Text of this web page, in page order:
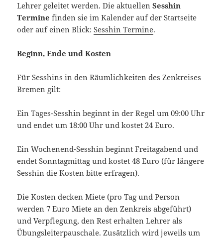
Lehrer geleitet werden. Die aktuellenSesshin
Termine finden sie im Kalender auf der Startseite
oder auf einen Blick:Sesshin Termine.
Beginn, Ende und Kosten
Für Sesshins in den Räumlichkeiten des Zenkreises
Bremen gilt:
Ein Tages-Sesshin beginnt in der Regel um 09:00 Uhr
und endet um 18:00 Uhr und kostet 24 Euro.
Ein Wochenend-Sesshin beginnt Freitagabend und
endet Sonntagmittag und kostet 48 Euro (für längere
Sesshin die Kosten bitte erfragen).
Die Kosten decken Miete (pro Tag und Person
werden 7 Euro Miete an den Zenkreis abgeführt)
und Verpflegung, den Rest erhalten Lehrer als
Übungsleiterpauschale. Zusätzlich wird jeweils um